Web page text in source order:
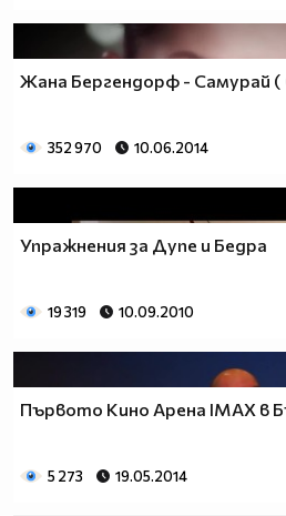
Жана Бергендорф - Самурай (
352 970 10.06.2014
Упражнения за Дупе и Бедра
19 319 10.09.2010
Първото Кино Арена IMAX в
5 273 19.05.2014